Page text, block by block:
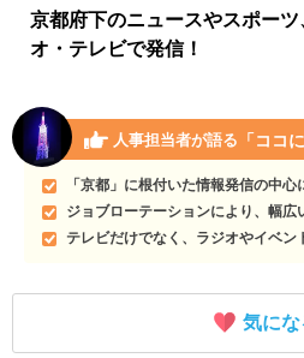
京都府下のニュースやスポー
オ・テレビで発信！
人事担当者が語る 「ココ
「京都」に根付いた情報発信の中心
ジョブローテーションにより、幅広
テレビだけでなく、ラジオやイベン
気にな